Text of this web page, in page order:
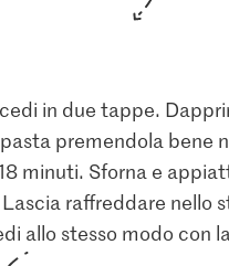
in due tappe.
premendola bene
minuti. Sforna e
raffreddare nello
allo stesso modo con